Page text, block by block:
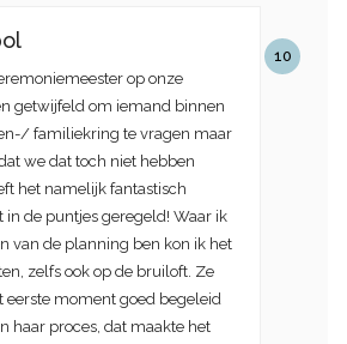
10
op onze
getwijfeld om iemand binnen
familiekring te vragen maar
we dat toch niet hebben
het namelijk fantastisch
in de puntjes geregeld! Waar ik
van de planning ben kon ik het
zelfs ook op de bruiloft. Ze
eerste moment goed begeleid
haar proces, dat maakte het